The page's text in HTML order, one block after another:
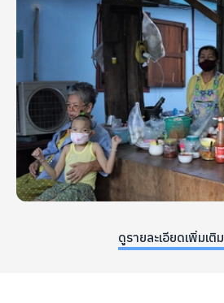
ดูรายละเอียดเพิ่มเติม